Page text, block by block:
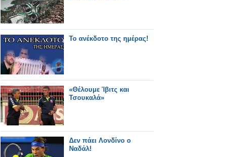
Το ανέκδοτο της ημέρας!
«Θέλουμε Ίβιτς και
Τσουκαλά»
Δεν πάει Λονδίνο ο
Ναδάλ!